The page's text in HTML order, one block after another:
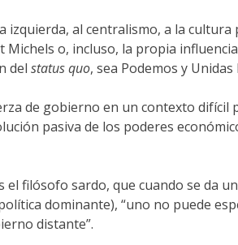
al centralismo, a la
o, incluso, la propia
del status quo, sea Podemos y
de gobierno en un contexto difícil
pasiva de los poderes
filósofo sardo, que cuando se da
dominante), “uno no puede
distante”.